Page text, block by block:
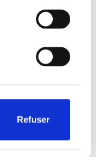
Refuser